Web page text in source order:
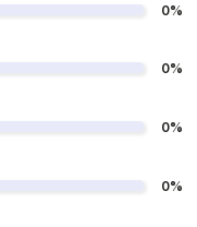
0%
0%
0%
0%